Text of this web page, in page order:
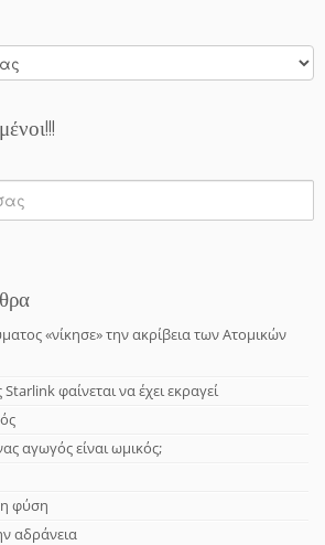
«νίκησε» την ακρίβεια των Ατομικών
φαίνεται να έχει εκραγεί
αγωγός είναι ωμικός;
φύση
αδράνεια